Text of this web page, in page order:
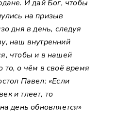
И дай Бог, чтобы
на призыв
дня в день, следуя
наш внутренний
чтобы и в нашей
то, о чём в своё время
Павел: «Если
и тлеет, то
день обновляется»